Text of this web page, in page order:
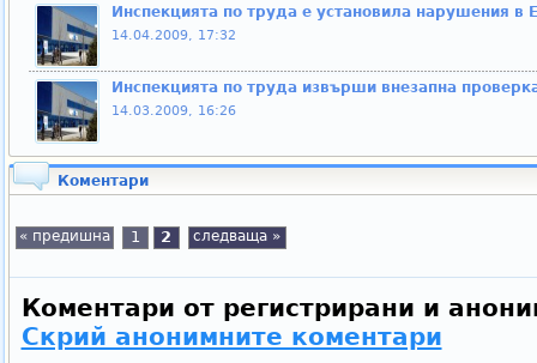
Инспекцията по труда е установила нарушения в
14.04.2009, 17:32
Инспекцията по труда извърши внезапна
14.03.2009, 16:26
Коментари
« предишна 1 2 следваща »
Коментари от регистрирани и
Скрий анонимните коментари